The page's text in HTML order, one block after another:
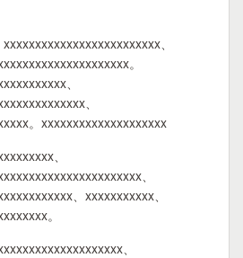
、
。
、
、
。xxxxxxxxxxxxxxxxxxxx
、
、
、xxxxxxxxxxx、
。
、